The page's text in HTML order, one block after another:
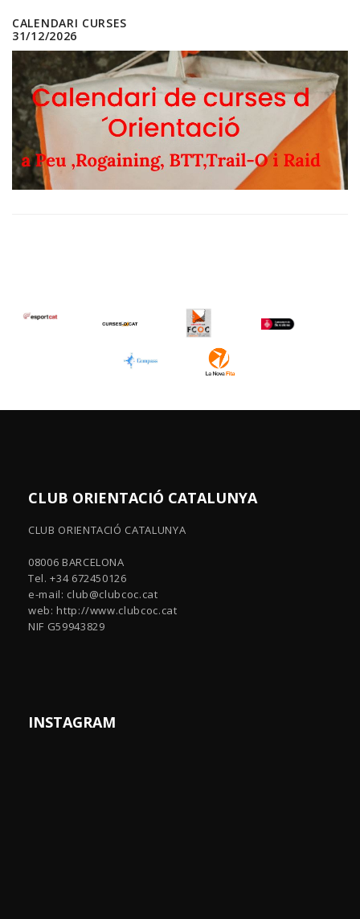
CALENDARI CURSES
31/12/2026
CLUB ORIENTACIÓ CATALUNYA
CLUB ORIENTACIÓ CATALUNYA
08006 BARCELONA
Tel. +34 672450126
e-mail: club@clubcoc.cat
web: http://www.clubcoc.cat
NIF G59943829
INSTAGRAM